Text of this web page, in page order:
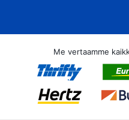
Me vertaamme